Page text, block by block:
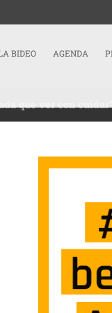
BIDEO AGENDA
que ver con
DE UNA FORMA